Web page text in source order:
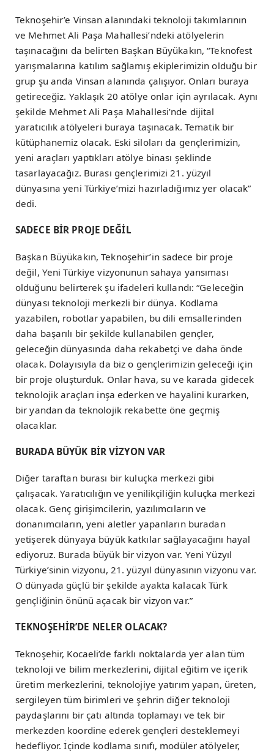
Teknoşehir’e Vinsan alanındaki teknoloji takımlarının
ve Mehmet Ali Paşa Mahallesi’ndeki atölyelerin
taşınacağını da belirten Başkan Büyükakın, “Teknofest
yarışmalarına katılım sağlamış ekiplerimizin olduğu bir
grup şu anda Vinsan alanında çalışıyor. Onları buraya
getireceğiz. Yaklaşık 20 atölye onlar için ayrılacak. Aynı
şekilde Mehmet Ali Paşa Mahallesi’nde dijital
yaratıcılık atölyeleri buraya taşınacak. Tematik bir
kütüphanemiz olacak. Eski siloları da gençlerimizin,
yeni araçları yaptıkları atölye binası şeklinde
tasarlayacağız. Burası gençlerimizi 21. yüzyıl
dünyasına yeni Türkiye’mizi hazırladığımız yer olacak”
dedi.
SADECE BİR PROJE DEĞİL
Başkan Büyükakın, Teknoşehir’in sadece bir proje
değil, Yeni Türkiye vizyonunun sahaya yansıması
olduğunu belirterek şu ifadeleri kullandı: “Geleceğin
dünyası teknoloji merkezli bir dünya. Kodlama
yazabilen, robotlar yapabilen, bu dili emsallerinden
daha başarılı bir şekilde kullanabilen gençler,
geleceğin dünyasında daha rekabetçi ve daha önde
olacak. Dolayısıyla da biz o gençlerimizin geleceği için
bir proje oluşturduk. Onlar hava, su ve karada gidecek
teknolojik araçları inşa ederken ve hayalini kurarken,
bir yandan da teknolojik rekabette öne geçmiş
olacaklar.
BURADA BÜYÜK BİR VİZYON VAR
Diğer taraftan burası bir kuluçka merkezi gibi
çalışacak. Yaratıcılığın ve yenilikçiliğin kuluçka merkezi
olacak. Genç girişimcilerin, yazılımcıların ve
donanımcıların, yeni aletler yapanların buradan
yetişerek dünyaya büyük katkılar sağlayacağını hayal
ediyoruz. Burada büyük bir vizyon var. Yeni Yüzyıl
Türkiye’sinin vizyonu, 21. yüzyıl dünyasının vizyonu var.
O dünyada güçlü bir şekilde ayakta kalacak Türk
gençliğinin önünü açacak bir vizyon var.”
TEKNOŞEHİR’DE NELER OLACAK?
Teknoşehir, Kocaeli’de farklı noktalarda yer alan tüm
teknoloji ve bilim merkezlerini, dijital eğitim ve içerik
üretim merkezlerini, teknolojiye yatırım yapan, üreten,
sergileyen tüm birimleri ve şehrin diğer teknoloji
paydaşlarını bir çatı altında toplamayı ve tek bir
merkezden koordine ederek gençleri desteklemeyi
hedefliyor. İçinde kodlama sınıfı, modüler atölyeler,